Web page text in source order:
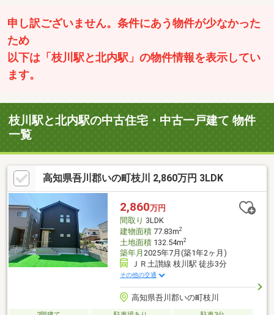
申し訳ございません。条件にあう物件が少なかった
ため
以下は「枝川駅と北内駅」の物件情報を表示してい
ます。
枝川駅と北内駅の中古住宅・中古一戸建て 物件
一覧
高知県吾川郡いの町枝川 2,860万円 3LDK
2,860万円
間取り 3LDK
建物面積77.83m2
土地面積132.54m2
築年月 2025年7月(築1年2ヶ月)
ＪＲ土讃線 枝川駅 徒歩3分
その他の交通
高知県吾川郡いの町枝川